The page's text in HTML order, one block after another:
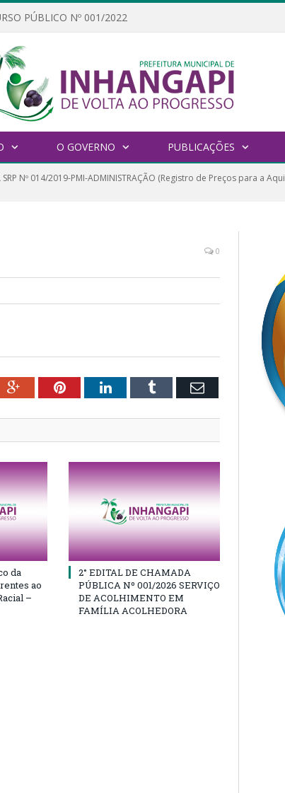
PÚBLICO Nº 001/2022
O GOVERNO PUBLICAÇÕES
SRP Nº 014/2019-PMI-ADMINISTRAÇÃO (Registro de Preços para a
0
Google+PinterestLinkedInTumblr Email
da
ao
–
2° EDITAL DE CHAMADA
PÚBLICA Nº 001/2026 SERVIÇO
DE ACOLHIMENTO EM
FAMÍLIA ACOLHEDORA